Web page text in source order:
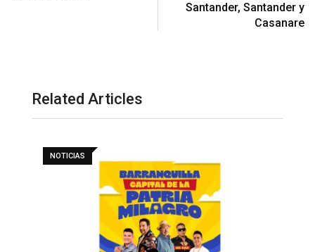
Santander, Santander y
Casanare
Related Articles
NOTICIAS